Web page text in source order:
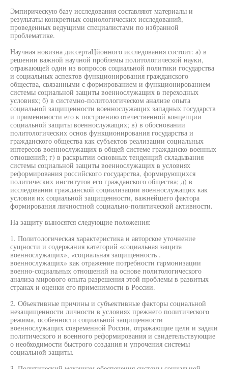
Эмпирическую базу исследования составляют материалы и
результаты конкретных социологических исследований,
проведенных ведущими специалистами по избранной
проблематике.
Научная новизна диссертаЦйонного исследования состоит: а) в
решении важной научной проблемы политологической науки,
отражающей один из вопросов социальной политики государства
и социальных аспектов функционирования гражданского
общества, связанными с формированием и функционированием
системы социальной защиты военнослужащих в переходных
условиях; б) в системно-политологическом анализе опыта
социальной защищенности военнослужащих западных государств
и применимости его к построению отечественной концепции
социальной защиты военнослужащих; в) в обосновании
политологических основ функционирования государства и
гражданского общества как субъектов реализации социальных
интересов военнослужащих в общей системе гражданско-военных
отношений; г) в раскрытии основных тенденций складывания
системы социальной защиты военнослужащих в условиях
реформирования российского государства, формирующихся
политических институтов его гражданского общества; д) в
исследовании гражданской социализации военнослужащих как
условия их социальной защищенности, важнейшего фактора
формирования личностной социально-политической активности.
На защиту выносятся следующие положения:
1. Политологическая характеристика и авторское уточнение
сущности и содержания категорий «социальная защита
военнослужащих», «социальная защищенность .
военнослужащих» как отражение потребности гармонизации
военно-социальных отношений на основе политологического
анализа мирового опыта разрешения этой проблемы в развитых
странах и оценки его применимости в России.
2. Объективные причины и субъективные факторы социальной
незащищенности личности в условиях прежнего политического
режима, особенности социальной защищенности
военнослужащих современной России, отражающие цели и задачи
политического и военного реформирования и свидетельствующие
о необходимости быстрого создания и упрочения системы
социальной защиты.